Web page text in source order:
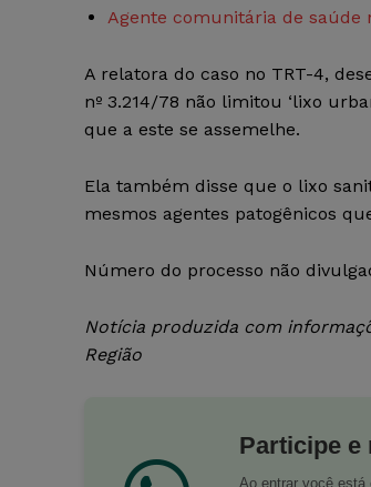
Agente comunitária de saúde
A relatora do caso no TRT-4,
nº 3.214/78 não limitou ‘lixo
que a este se assemelhe.
Ela também disse que o lixo
mesmos agentes patogênicos
Número do processo não
Notícia produzida com
Região
Participe e
Ao entrar você está